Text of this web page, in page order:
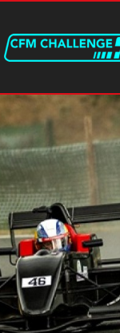
Aller
principal